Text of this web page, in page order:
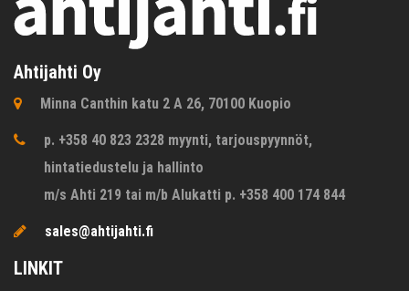
Ahtijahti Oy
Minna Canthin katu 2 A 26, 70100 Kuopio
p. +358 40 823 2328 myynti, tarjouspyynnöt,
hintatiedustelu ja hallinto
m/s Ahti 219 tai m/b Alukatti p. +358 400 174 844
sales@ahtijahti.fi
LINKIT